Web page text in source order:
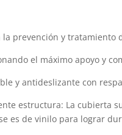
prevención y tratamiento
el máximo apoyo y
y antideslizante con
estructura: La cubierta
es de vinilo para lograr